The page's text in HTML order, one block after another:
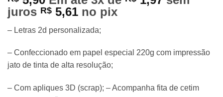
juros R$ 5,61 no pix
– Letras 2d personalizada;
– Confeccionado em papel especial 220g com impressão
jato de tinta de alta resolução;
– Com apliques 3D (scrap); – Acompanha fita de cetim